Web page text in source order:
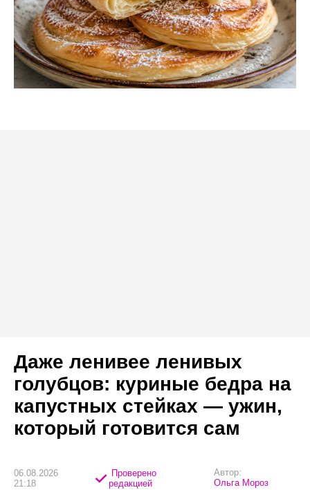
Даже ленивее ленивых
голубцов: куриные бедра на
капустных стейках — ужин,
который готовится сам
06.08.2026
21:18
Проверено
редакцией
Автор:
Ольга Мороз